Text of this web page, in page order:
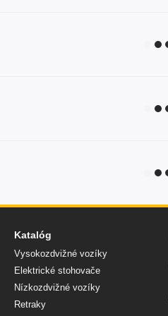
Katalóg
Vysokozdvižné vozíky
Elektrické stohovače
Nízkozdvižné vozíky
Retraky